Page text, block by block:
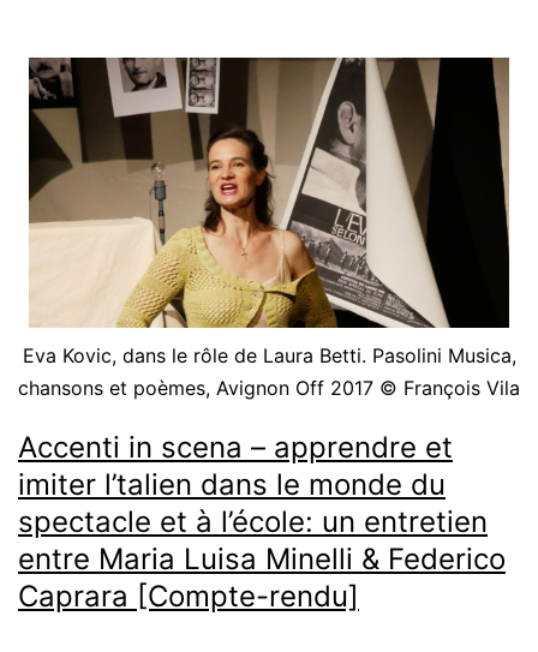
Eva Kovic, dans le rôle de Laura Betti. Pasolini Musica,
chansons et poèmes, Avignon Off 2017 © François Vila
Accenti in scena – apprendre et
imiter l’talien dans le monde du
spectacle et à l’école: un entretien
entre Maria Luisa Minelli & Federico
Caprara [Compte-rendu]